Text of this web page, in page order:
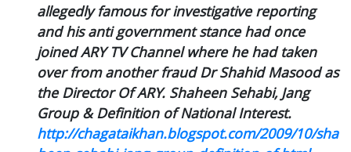
allegedly famous for investigative reporting
and his anti government stance had once
joined ARY TV Channel where he had taken
over from another fraud Dr Shahid Masood as
the Director Of ARY. Shaheen Sehabi, Jang
Group & Definition of National Interest.
http://chagataikhan.blogspot.com/2009/10/sha